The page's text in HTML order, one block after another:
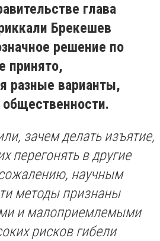
глава
Брекешев
решение по
принято,
разные варианты,
зачем делать изъятие,
перегонять в другие
научным
методы признаны
и малоприемлемыми
рисков гибели